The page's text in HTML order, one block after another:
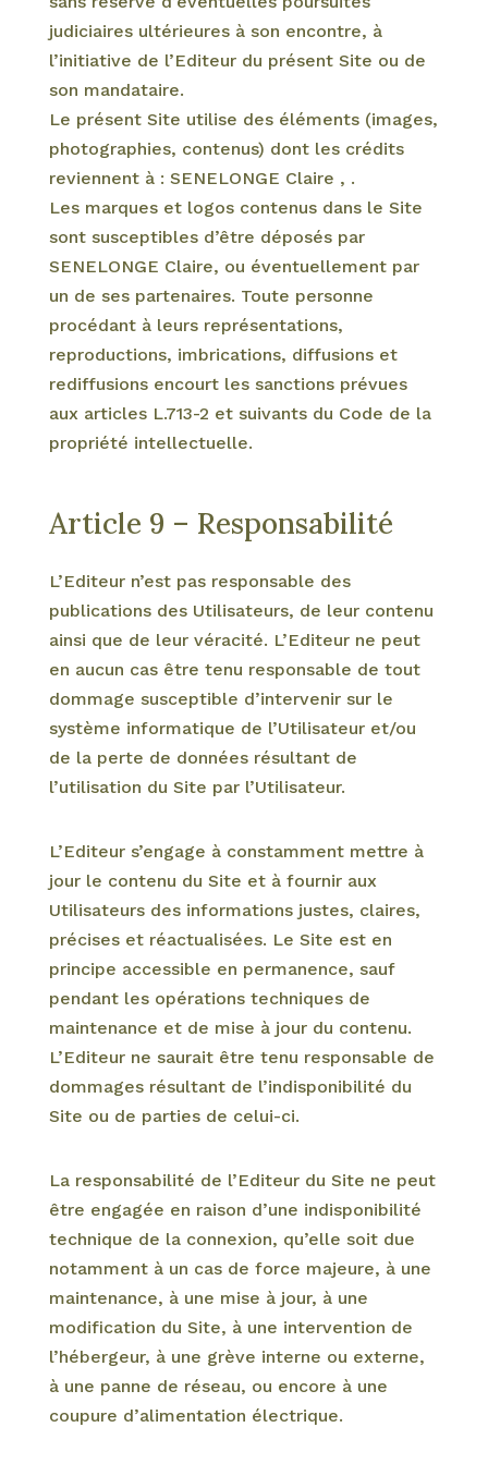
judiciaires ultérieures à son encontre, à
l’initiative de l’Editeur du présent Site ou de
son mandataire.
Le présent Site utilise des éléments (images,
photographies, contenus) dont les crédits
reviennent à : SENELONGE Claire , .
Les marques et logos contenus dans le Site
sont susceptibles d’être déposés par
SENELONGE Claire, ou éventuellement par
un de ses partenaires. Toute personne
procédant à leurs représentations,
reproductions, imbrications, diffusions et
rediffusions encourt les sanctions prévues
aux articles L.713-2 et suivants du Code de la
propriété intellectuelle.
Article 9 – Responsabilité
L’Editeur n’est pas responsable des
publications des Utilisateurs, de leur contenu
ainsi que de leur véracité. L’Editeur ne peut
en aucun cas être tenu responsable de tout
dommage susceptible d’intervenir sur le
système informatique de l’Utilisateur et/ou
de la perte de données résultant de
l’utilisation du Site par l’Utilisateur.
L’Editeur s’engage à constamment mettre à
jour le contenu du Site et à fournir aux
Utilisateurs des informations justes, claires,
précises et réactualisées. Le Site est en
principe accessible en permanence, sauf
pendant les opérations techniques de
maintenance et de mise à jour du contenu.
L’Editeur ne saurait être tenu responsable de
dommages résultant de l’indisponibilité du
Site ou de parties de celui-ci.
La responsabilité de l’Editeur du Site ne peut
être engagée en raison d’une indisponibilité
technique de la connexion, qu’elle soit due
notamment à un cas de force majeure, à une
maintenance, à une mise à jour, à une
modification du Site, à une intervention de
l’hébergeur, à une grève interne ou externe,
à une panne de réseau, ou encore à une
coupure d’alimentation électrique.